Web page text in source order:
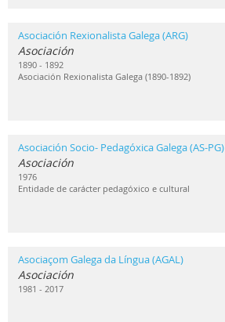
Asociación Rexionalista Galega (ARG)
Asociación
1890 - 1892
Asociación Rexionalista Galega (1890-1892)
Asociación Socio- Pedagóxica Galega (AS-PG)
Asociación
1976
Entidade de carácter pedagóxico e cultural
Asociaçom Galega da Língua (AGAL)
Asociación
1981 - 2017